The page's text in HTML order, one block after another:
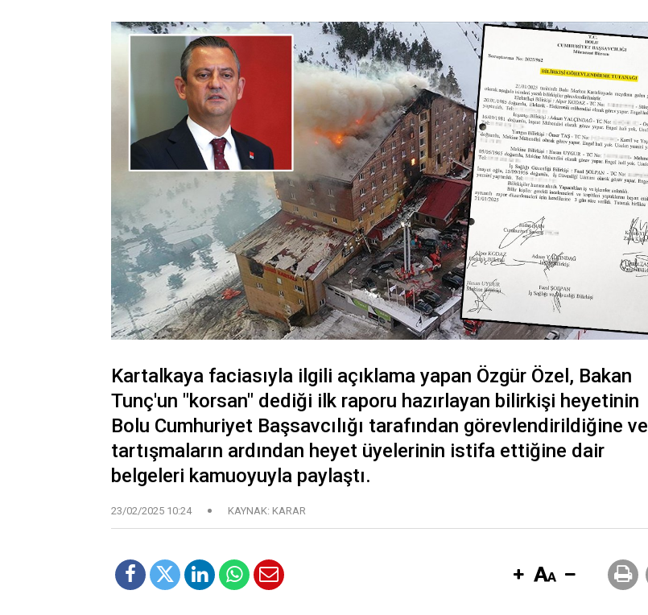
Kartalkaya faciasıyla ilgili açıklama yapan Özgür Özel, Bakan
Tunç'un "korsan" dediği ilk raporu hazırlayan bilirkişi heyetinin
Bolu Cumhuriyet Başsavcılığı tarafından görevlendirildiğine ve
tartışmaların ardından heyet üyelerinin istifa ettiğine dair
belgeleri kamuoyuyla paylaştı.
23/02/2025 10:24 KAYNAK: KARAR